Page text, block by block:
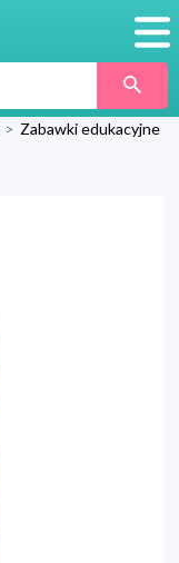
> Zabawki edukacyjne